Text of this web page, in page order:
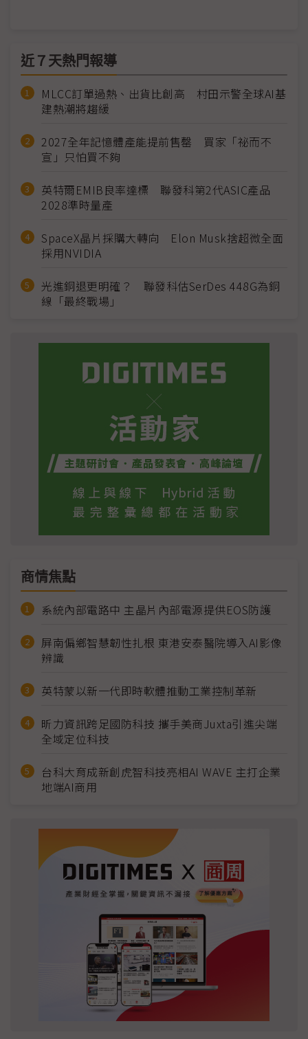
近７天熱門報導
MLCC訂單過熱、出貨比創高 村田示警全球AI基
建熱潮將趨緩
2027全年記憶體產能提前售罄 買家「祕而不
宣」只怕買不夠
英特爾EMIB良率達標 聯發科第2代ASIC產品
2028準時量產
SpaceX晶片採購大轉向 Elon Musk捨超微全面
採用NVIDIA
光進銅退更明確？ 聯發科估SerDes 448G為銅
線「最終戰場」
商情焦點
系統內部電路中 主晶片內部電源提供EOS防護
屏南偏鄉智慧韌性扎根 東港安泰醫院導入AI影像
辨識
英特蒙以新一代即時軟體推動工業控制革新
昕力資訊跨足國防科技 攜手美商Juxta引進尖端
全域定位科技
台科大育成新創虎智科技亮相AI WAVE 主打企業
地端AI商用